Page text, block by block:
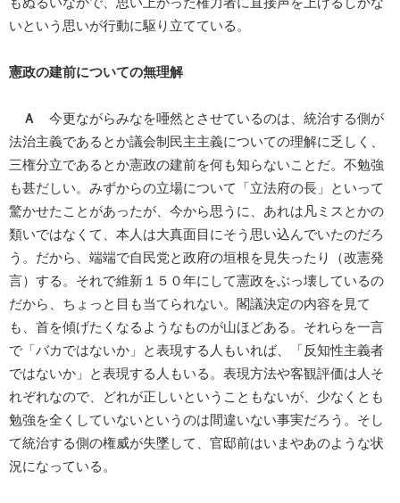
いという思いが行動に駆り立てている。
憲政の建前についての無理解
Ａ
今更ながらみなを唖然とさせているのは、統治する側が
法治主義であるとか議会制民主主義についての理解に乏しく、
三権分立であるとか憲政の建前を何も知らないことだ。不勉強
も甚だしい。みずからの立場について「立法府の長」といって
驚かせたことがあったが、今から思うに、あれは凡ミスとかの
類いではなくて、本人は大真面目にそう思い込んでいたのだろ
う。だから、端端で自民党と政府の垣根を見失ったり（改憲発
言）する。それで維新１５０年にして憲政をぶっ壊しているの
だから、ちょっと目も当てられない。閣議決定の内容を見て
も、首を傾げたくなるようなものが山ほどある。それらを一言
で「バカではないか」と表現する人もいれば、「反知性主義者
ではないか」と表現する人もいる。表現方法や客観評価は人そ
れぞれなので、どれが正しいということもないが、少なくとも
勉強を全くしていないというのは間違いない事実だろう。そし
て統治する側の権威が失墜して、官邸前はいまやあのような状
況になっている。